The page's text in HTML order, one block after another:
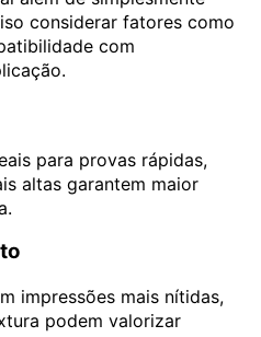
considerar fatores como
com
para provas rápidas,
altas garantem maior
impressões mais nítidas,
podem valorizar